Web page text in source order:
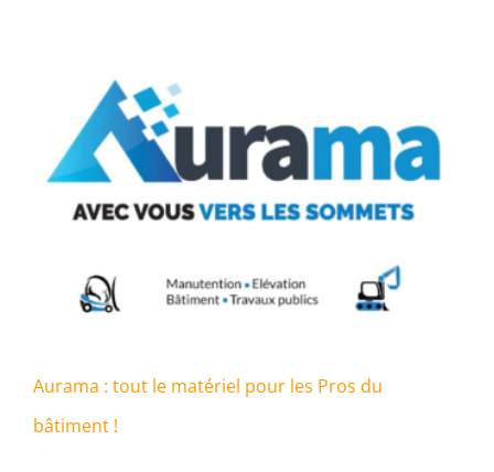
Aurama : tout le matériel pour les Pros du
bâtiment !